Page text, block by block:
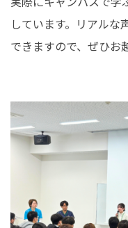
しています。リアル
できますので、ぜひお